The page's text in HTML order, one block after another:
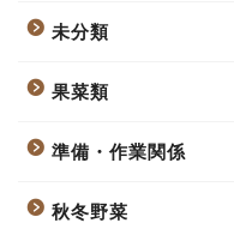
未分類
果菜類
準備・作業関係
秋冬野菜